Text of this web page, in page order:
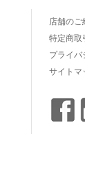
店舗のご
特定商取
プライバ
サイトマ